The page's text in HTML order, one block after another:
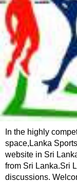
In the highly
space,Lanka
website in Sri
from Sri Lanka.Sri
discussions.